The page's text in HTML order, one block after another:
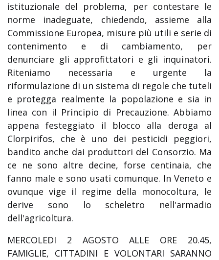
istituzionale del problema, per contestare le
norme inadeguate, chiedendo, assieme alla
Commissione Europea, misure più utili e serie di
contenimento e di cambiamento, per
denunciare gli approfittatori e gli inquinatori.
Riteniamo necessaria e urgente la
riformulazione di un sistema di regole che tuteli
e protegga realmente la popolazione e sia in
linea con il Principio di Precauzione. Abbiamo
appena festeggiato il blocco alla deroga al
Clorpirifos, che è uno dei pesticidi peggiori,
bandito anche dai produttori del Consorzio. Ma
ce ne sono altre decine, forse centinaia, che
fanno male e sono usati comunque. In Veneto e
ovunque vige il regime della monocoltura, le
derive sono lo scheletro nell'armadio
dell'agricoltura.
MERCOLEDI 2 AGOSTO ALLE ORE 20.45,
FAMIGLIE, CITTADINI E VOLONTARI SARANNO